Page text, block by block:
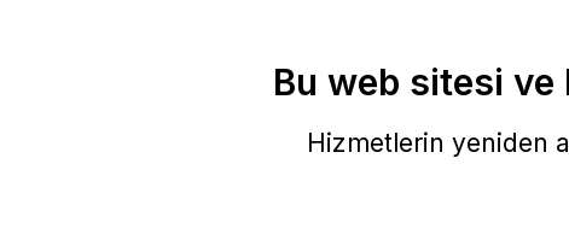
Bu web sitesi ve
Hizmetlerin yeniden